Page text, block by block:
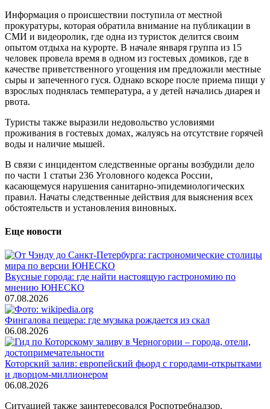
Информация о происшествии поступила от местной
прокуратуры, которая обратила внимание на публикации в
СМИ и видеоролик, где одна из туристок делится своим
опытом отдыха на курорте. В начале января группа из 15
человек провела время в одном из гостевых домиков, где в
качестве приветственного угощения им предложили местные
сыры и запеченного гуся. Однако вскоре после приема пищи у
взрослых поднялась температура, а у детей начались диарея и
рвота.
Туристы также выразили недовольство условиями
проживания в гостевых домах, жалуясь на отсутствие горячей
воды и наличие мышей.
В связи с инцидентом следственные органы возбудили дело
по части 1 статьи 236 Уголовного кодекса России,
касающемуся нарушения санитарно-эпидемиологических
правил. Начаты следственные действия для выяснения всех
обстоятельств и установления виновных.
Еще новости
Вкусные города: где найти настоящую гастрономию по
мнению ЮНЕСКО
07.08.2026
Фингалова пещера: где музыка рождается из скал
06.08.2026
Которский залив: европейский фьорд с городами-открытками
и дворцом-миллионером
06.08.2026
Ситуацией также заинтересовался Роспотребнадзор.